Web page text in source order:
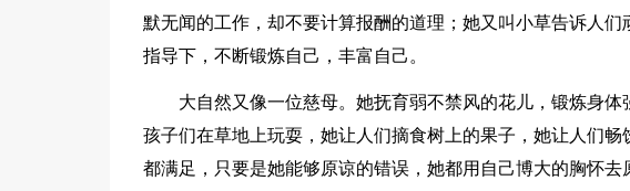
默无闻的工作，却不要计算报酬的道理；她又叫小草告诉人
指导下，不断锻炼自己，丰富自己。
大自然又像一位慈母。她抚育弱不禁风的花儿，锻炼身
孩子们在草地上玩耍，她让人们摘食树上的果子，她让人们
都满足，只要是她能够原谅的错误，她都用自己博大的胸怀